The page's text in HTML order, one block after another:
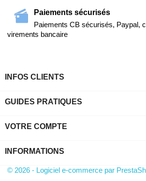
Paiements sécurisés
Paiements CB sécurisés, Paypal,
virements bancaire
INFOS CLIENTS
GUIDES PRATIQUES
VOTRE COMPTE
INFORMATIONS
© 2026 - Logiciel e-commerce par